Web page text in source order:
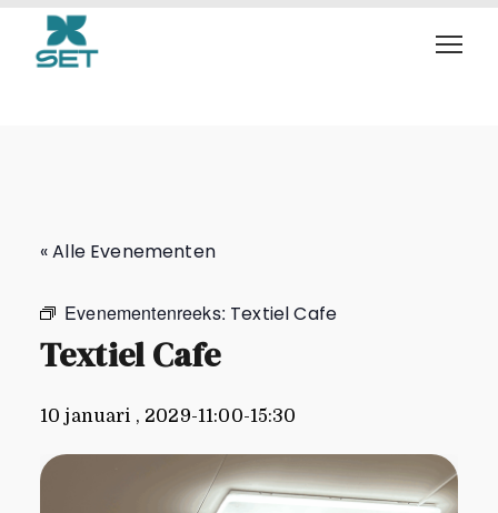
Textiel Cafe
« Alle Evenementen
Evenementenreeks: Textiel Cafe
Textiel Cafe
10 januari , 2029-11:00-15:30